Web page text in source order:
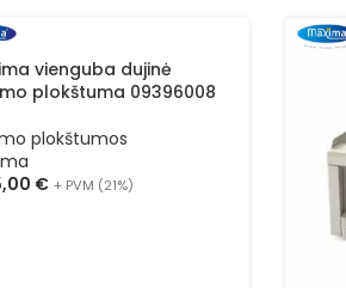
vienguba dujinė
plokštuma 09396008
plokštumos
€ + PVM (21%)